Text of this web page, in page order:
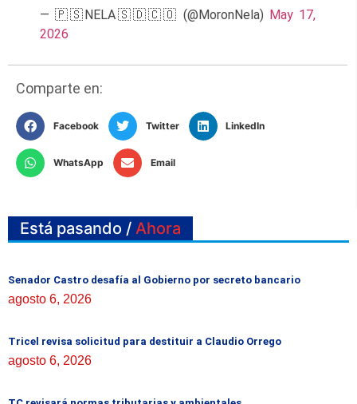
— 🇵🇸NELA🇸🇩🇨🇴 (@MoronNela) May 17,
2026
Comparte en:
Facebook Twitter LinkedIn
WhatsApp Email
Está pasando / Ahora
Senador Castro desafía al Gobierno por secreto bancario
agosto 6, 2026
Tricel revisa solicitud para destituir a Claudio Orrego
agosto 6, 2026